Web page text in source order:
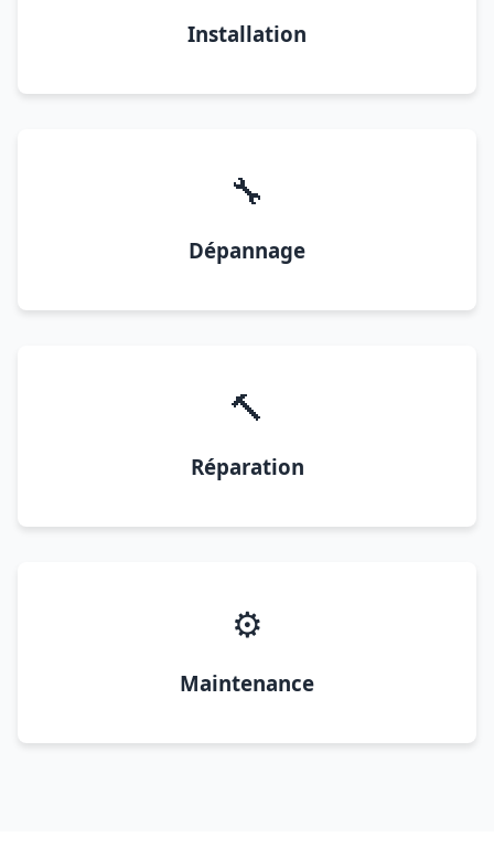
Installation
🔧
Dépannage
🔨
Réparation
⚙️
Maintenance